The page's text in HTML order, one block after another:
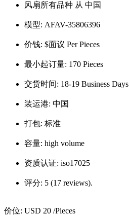
风扇所有品种 从 中国
模型: AFAV-35806396
价钱: $面议 Per Pieces
最小起订量: 170 Pieces
交货时间: 18-19 Business Days
装运港: 中国
打包: 标准
容量: high volume
资质认证: iso17025
评分: 5 (17 reviews).
价位: USD 20 /Pieces